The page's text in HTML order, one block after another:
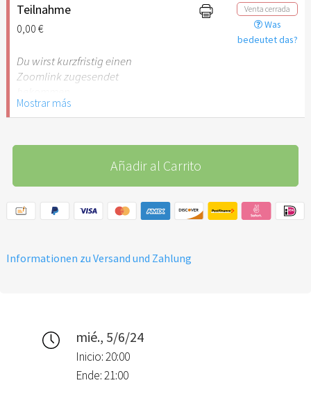
Teilnahme
0,00 €
Venta cerrada
Was
bedeutet das?
Du wirst kurzfristig einen
Zoomlink zugesendet
Mostrar más
Añadir al Carrito
Informationen zu Versand und Zahlung
mié., 5/6/24
Inicio: 20:00
Ende: 21:00